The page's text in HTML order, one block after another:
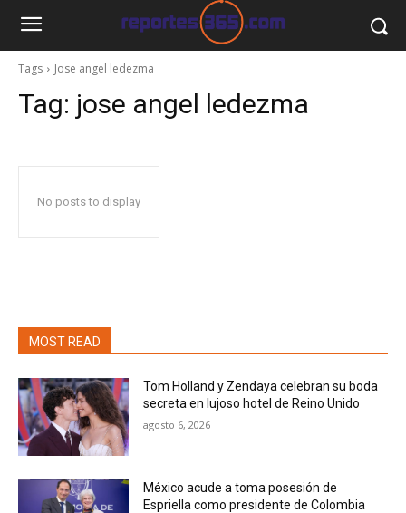
Tags Jose angel ledezma
Tag: jose angel ledezma
No posts to display
MOST READ
Tom Holland y Zendaya celebran su boda
secreta en lujoso hotel de Reino Unido
agosto 6, 2026
México acude a toma posesión de
Espriella como presidente de Colombia